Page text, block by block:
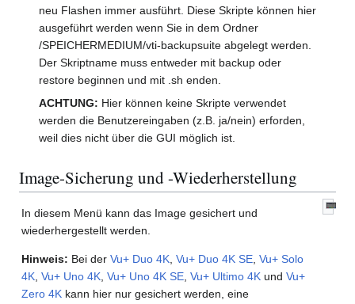
neu Flashen immer ausführt. Diese Skripte können hier
ausgeführt werden wenn Sie in dem Ordner
/SPEICHERMEDIUM/vti-backupsuite abgelegt werden.
Der Skriptname muss entweder mit backup oder
restore beginnen und mit .sh enden.
ACHTUNG: Hier können keine Skripte verwendet
werden die Benutzereingaben (z.B. ja/nein) erforden,
weil dies nicht über die GUI möglich ist.
Image-Sicherung und -Wiederherstellung
In diesem Menü kann das Image gesichert und
wiederhergestellt werden.
Hinweis: Bei der Vu+ Duo 4K, Vu+ Duo 4K SE, Vu+ Solo
4K, Vu+ Uno 4K, Vu+ Uno 4K SE, Vu+ Ultimo 4K und Vu+
Zero 4K kann hier nur gesichert werden, eine